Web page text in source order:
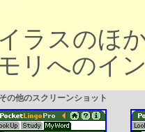
ラスのほ
リへのイ
の他のスクリーンショット